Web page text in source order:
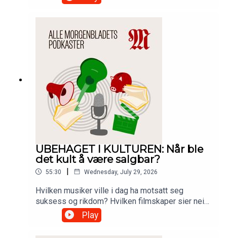
en hel lydreportasje.Liker du Morgenbladet å lyd?
reportasjer som denne, inne på
Morgenbladet.no/lyd og i Morgenbladets app.
UBEHAGET I KULTUREN: Når ble
det kult å være salgbar?
55:30 | Wednesday, July 29, 2026
Hvilken musiker ville i dag ha motsatt seg
suksess og rikdom? Hvilken filmskaper sier nei
til gjennomslag i hovedstrømmen? Med slike
spørsmål nærmer W. David Marx seg det faktum
Play